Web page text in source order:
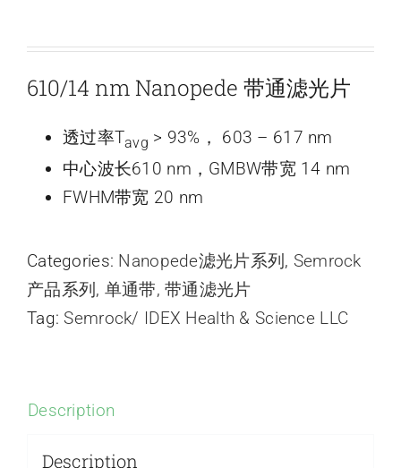
610/14 nm Nanopede 带通滤光片
透过率Tavg > 93%， 603 – 617 nm
中心波长610 nm，GMBW带宽 14 nm
FWHM带宽 20 nm
Categories: Nanopede滤光片系列 , Semrock
产品系列 , 单通带,带通滤光片
Tag:Semrock/ IDEX Health & Science LLC
Description
Description